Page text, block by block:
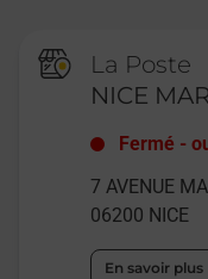
La Poste
NICE
Fermé -
7 AVENUE
06200 NICE
En savoir plus